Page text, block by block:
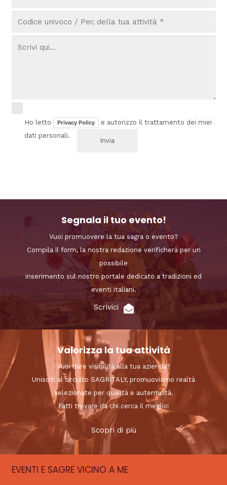
Ho letto Privacy Policy
e autorizzo il trattamento dei miei
dati personali.
Segnala il tuo evento!
Vuoi promuovere la tua sagra o evento?
Compila il form, la nostra redazione verificherà per un
possibile
inserimento sul nostro portale dedicato a tradizioni ed
eventi italiani.
Scrivici
Valorizza la tua attività
Vuoi dare visibilità alla tua azienda?
Unisciti al circuito SAGRITALY, promuoviamo realtà
selezionate per qualità e autenticità.
Fatti trovare da chi cerca il meglio!
Scopri di più
EVENTI E SAGRE VICINO A ME